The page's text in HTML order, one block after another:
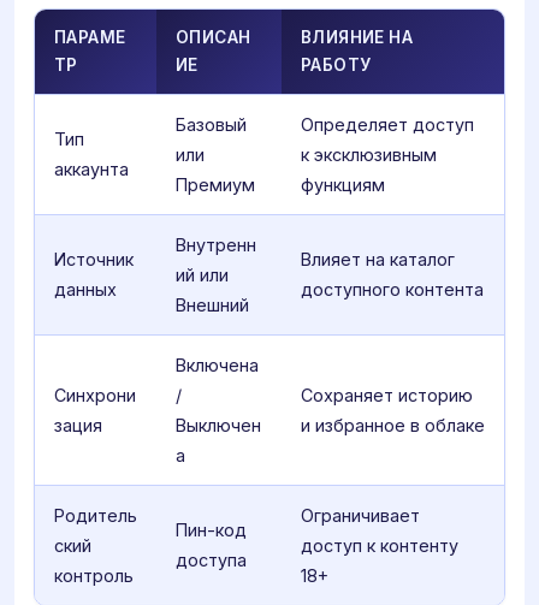
ПАРАМЕ
ТР
ОПИСАН
ИЕ
ВЛИЯНИЕ НА
РАБОТУ
Тип
аккаунта
Базовый
или
Премиум
Определяет доступ
к эксклюзивным
функциям
Источник
данных
Внутренн
ий или
Внешний
Влияет на каталог
доступного контента
Синхрони
зация
Включена
/
Выключен
а
Сохраняет историю
и избранное в облаке
Родитель
ский
контроль
Пин-код
доступа
Ограничивает
доступ к контенту
18+